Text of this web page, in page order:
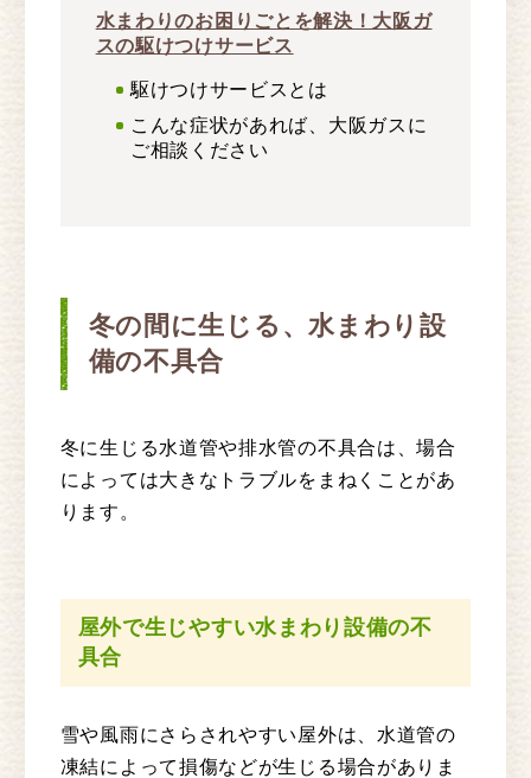
水まわりのお困りごとを解決！大阪ガ
スの駆けつけサービス
駆けつけサービスとは
こんな症状があれば、大阪ガスに
ご相談ください
冬の間に生じる、水まわり設
備の不具合
冬に生じる水道管や排水管の不具合は、場合
によっては大きなトラブルをまねくことがあ
ります。
屋外で生じやすい水まわり設備の不
具合
雪や風雨にさらされやすい屋外は、水道管の
凍結によって損傷などが生じる場合がありま